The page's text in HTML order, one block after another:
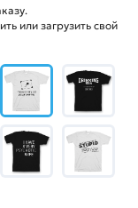
или загрузить свой